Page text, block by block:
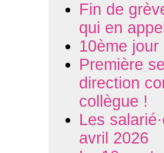
Fin de
qui en
10ème
Première
direction
collègue !
Les
avril 2026